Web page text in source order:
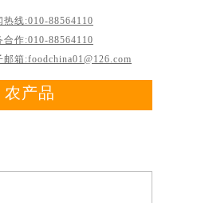
热线:010-88564110
合作:010-88564110
邮箱:foodchina01@126.com
农产品